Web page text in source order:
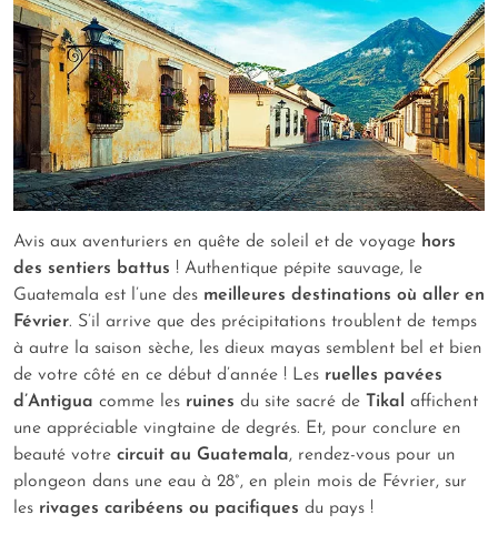
Avis aux aventuriers en quête de soleil et de voyage hors
des sentiers battus ! Authentique pépite sauvage, le
Guatemala est l’une des meilleures destinations où aller en
Février. S’il arrive que des précipitations troublent de temps
à autre la saison sèche, les dieux mayas semblent bel et bien
de votre côté en ce début d’année ! Les ruelles pavées
d’Antigua comme les ruines du site sacré de Tikal
affichent
une appréciable vingtaine de degrés. Et, pour conclure en
beauté votre circuit au Guatemala, rendez-vous pour un
plongeon dans une eau à 28°, en plein mois de Février, sur
les rivages caribéens ou pacifiques du pays !